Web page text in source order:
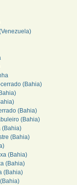
(Bahia)
(Bahia)
(Bahia)
(Bahia)
(Bahia)
(Bahia)
(Bahia)
(Bahia)